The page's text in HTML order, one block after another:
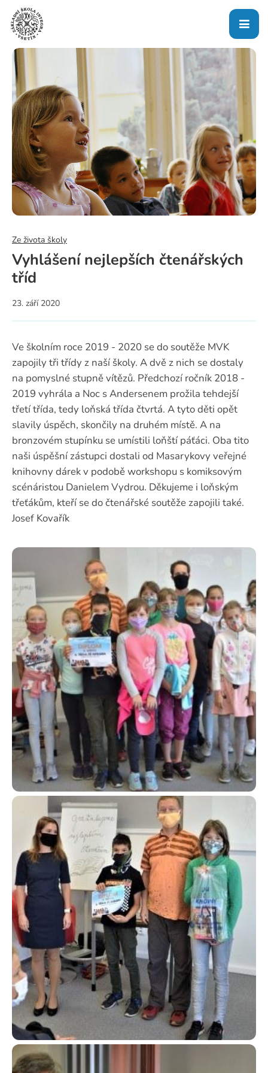
Ze života školy
Vyhlášení nejlepších čtenářských
tříd
23. září 2020
Ve školním roce 2019 - 2020 se do soutěže MVK
zapojily tři třídy z naší školy. A dvě z nich se dostaly
na pomyslné stupně vítězů. Předchozí ročník 2018 -
2019 vyhrála a Noc s Andersenem prožila tehdejší
třetí třída, tedy loňská třída čtvrtá. A tyto děti opět
slavily úspěch, skončily na druhém místě. A na
bronzovém stupínku se umístili loňští páťáci. Oba tito
naši úspěšní zástupci dostali od Masarykovy veřejné
knihovny dárek v podobě workshopu s komiksovým
scénáristou Danielem Vydrou. Děkujeme i loňským
třeťákům, kteří se do čtenářské soutěže zapojili také.
Josef Kovařík